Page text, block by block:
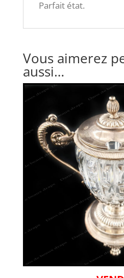
Parfait état.
Vous aimerez
aussi…